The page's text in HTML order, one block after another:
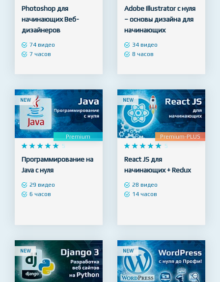
Premium
    
     4.8
Photoshop для
начинающих Веб-
дизайнеров
Premium
    
     5
Adobe Illustrator с нуля
– основы дизайна для
начинающих
NEW
    
    
Программирование на
Java с нуля
NEW
    
     5
React JS для
начинающих + Redux
NEW NEW